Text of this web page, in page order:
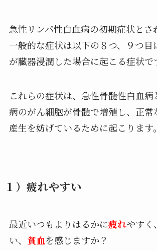
急性リンパ性白血病の初期症状とさ
一般的な症状は以下の８つ、９つ目
が臓器浸潤した場合に起こる症状で
これらの症状は、急性骨髄性白血病
病のがん細胞が骨髄で増殖し、正常
産生を妨げているために起こります。
１）疲れやすい
最近いつもよりはるかに疲れやすく、
い、 貧血を感じますか？